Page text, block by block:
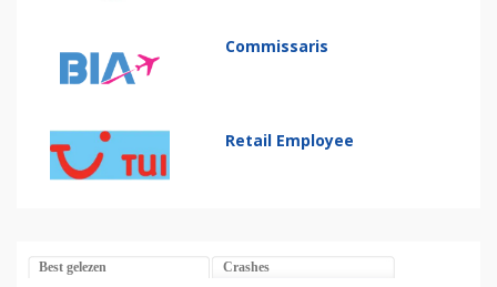
Commissaris
Retail Employee
Best gelezen Crashes